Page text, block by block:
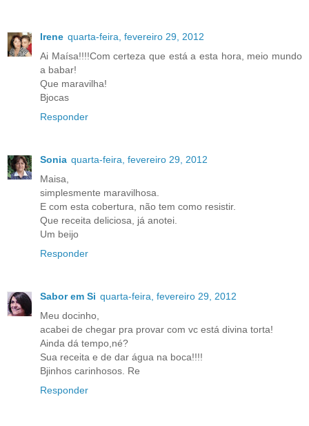
Irene quarta-feira, fevereiro 29, 2012
Ai Maísa!!!!Com certeza que está a esta hora, meio mundo
a babar!
Que maravilha!
Bjocas
Responder
Sonia quarta-feira, fevereiro 29, 2012
Maisa,
simplesmente maravilhosa.
E com esta cobertura, não tem como resistir.
Que receita deliciosa, já anotei.
Um beijo
Responder
Sabor em Si quarta-feira, fevereiro 29, 2012
Meu docinho,
acabei de chegar pra provar com vc está divina torta!
Ainda dá tempo,né?
Sua receita e de dar água na boca!!!!
Bjinhos carinhosos. Re
Responder